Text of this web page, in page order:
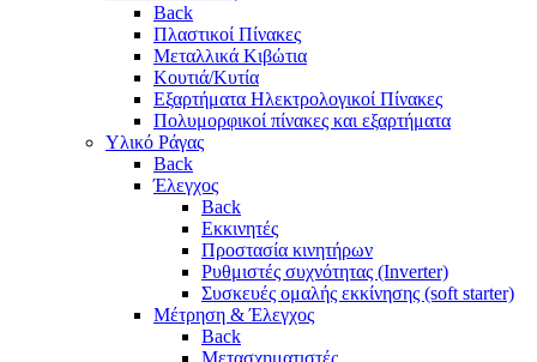
Back
Πλαστικοί Πίνακες
Μεταλλικά Κιβώτια
Κουτιά/Κυτία
Εξαρτήματα Ηλεκτρολογικοί Πίνακες
Πολυμορφικοί πίνακες και εξαρτήματα
Υλικό Ράγας
Back
Έλεγχος
Back
Εκκινητές
Προστασία κινητήρων
Ρυθμιστές συχνότητας (Inverter)
Συσκευές ομαλής εκκίνησης (soft starter)
Μέτρηση & Έλεγχος
Back
Μετασχηματιστές